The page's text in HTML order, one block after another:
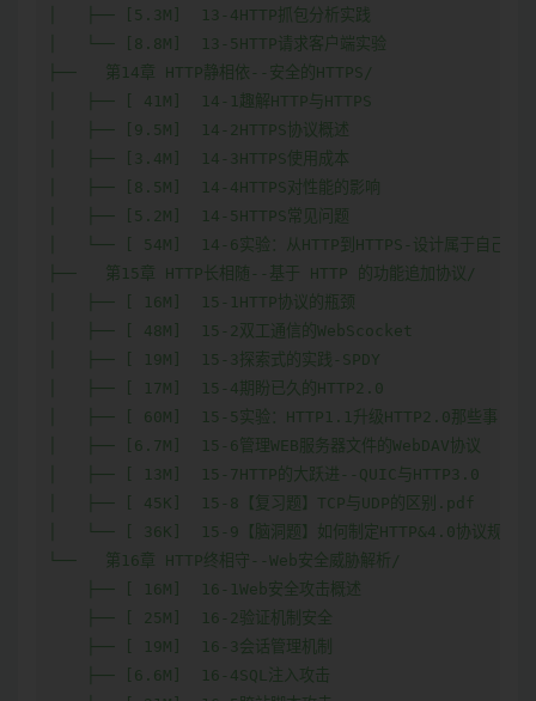
│   ├── [5.3M]  13-4HTTP抓包分析实践
│   └── [8.8M]  13-5HTTP请求客户端实验
├──   第14章 HTTP静相依--安全的HTTPS/
│   ├── [ 41M]  14-1趣解HTTP与HTTPS
│   ├── [9.5M]  14-2HTTPS协议概述
│   ├── [3.4M]  14-3HTTPS使用成本
│   ├── [8.5M]  14-4HTTPS对性能的影响
│   ├── [5.2M]  14-5HTTPS常见问题
│   └── [ 54M]  14-6实验：从HTTP到HTTPS-设计属于自己的
├──   第15章 HTTP长相随--基于 HTTP 的功能追加协议/
│   ├── [ 16M]  15-1HTTP协议的瓶颈
│   ├── [ 48M]  15-2双工通信的WebScocket
│   ├── [ 19M]  15-3探索式的实践-SPDY
│   ├── [ 17M]  15-4期盼已久的HTTP2.0
│   ├── [ 60M]  15-5实验：HTTP1.1升级HTTP2.0那些事
│   ├── [6.7M]  15-6管理WEB服务器文件的WebDAV协议
│   ├── [ 13M]  15-7HTTP的大跃进--QUIC与HTTP3.0
│   ├── [ 45K]  15-8【复习题】TCP与UDP的区别.pdf
│   └── [ 36K]  15-9【脑洞题】如何制定HTTP&4.0协议规范
└──   第16章 HTTP终相守--Web安全威胁解析/
    ├── [ 16M]  16-1Web安全攻击概述
    ├── [ 25M]  16-2验证机制安全
    ├── [ 19M]  16-3会话管理机制
    ├── [6.6M]  16-4SQL注入攻击